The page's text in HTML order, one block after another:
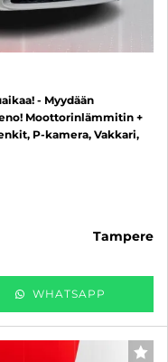
- Myydään
Moottorinlämmitin +
P-kamera, Vakkari,
tampere
WHATSAPP